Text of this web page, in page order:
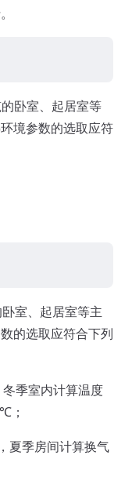
卧室、起居室等
境参数的选取应符
室、起居室等主
的选取应符合下列
季室内计算温度
；
夏季房间计算换气